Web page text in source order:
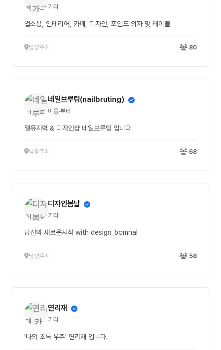
기타
업소용, 인테리어, 카페, 디자인, 포인드 의자 및 테이블
남양주시 80
네일브루팅(nailbruting)
미용·뷰티
젤유지력 & 디자인샵 네일브루팅 입니다
남양주시 68
디자인봄날
기타
당신의 새로운시작 with design_bomnal
남양주시 58
연리재
기타
'나의 초록 우주' 연리재 입니다.